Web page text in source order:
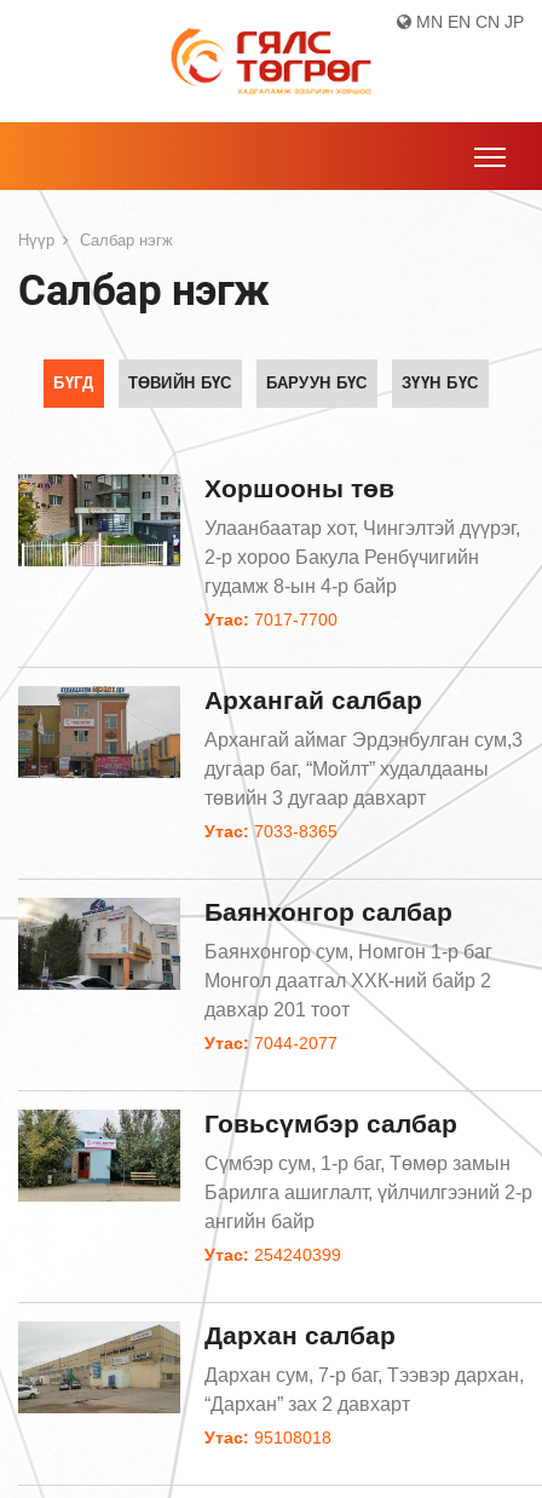
MN EN CN JP
Нүүр Салбар нэгж
Салбар нэгж
БҮГД ТӨВИЙН БҮС БАРУУН БҮС ЗҮҮН БҮС
Хоршооны төв
Улаанбаатар хот, Чингэлтэй дүүрэг,
2-р хороо Бакула Ренбүчигийн
гудамж 8-ын 4-р байр
Утас: 7017-7700
Архангай салбар
Архангай аймаг Эрдэнбулган сум,3
дугаар баг, “Мойлт” худалдааны
төвийн 3 дугаар давхарт
Утас:7033-8365
Баянхонгор салбар
Баянхонгор сум, Номгон 1-р баг
Монгол даатгал ХХК-ний байр 2
давхар 201 тоoт
Утас:7044-2077
Говьсүмбэр салбар
Сүмбэр сум, 1-р баг, Төмөр замын
Барилга ашиглалт, үйлчилгээний 2-р
ангийн байр
Утас: 254240399
Дархан салбар
Дархан сум, 7-р баг, Тээвэр дархан,
“Дархан” зах 2 давхарт
Утас: 95108018